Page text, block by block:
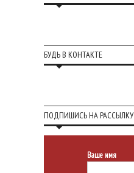
БУДЬ В КОНТАКТЕ
ПОДПИШИСЬ НА РАССЫЛКУ
Ваше имя